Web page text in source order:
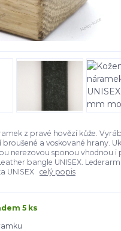
z pravé hovězí kůže.
a voskované hrany.
nerezovou sponou vhodnou i
bangle UNISEX.
UNISEX celý popis
5 ks